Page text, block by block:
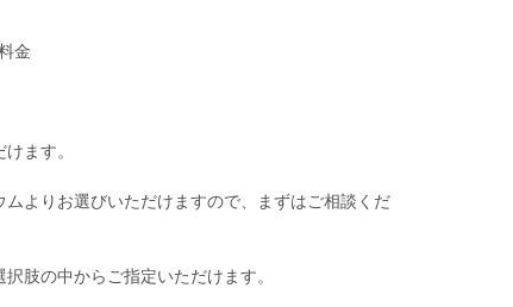
金
ます。
よりお選びいただけますので、まずはご相談くだ
肢の中からご指定いただけます。